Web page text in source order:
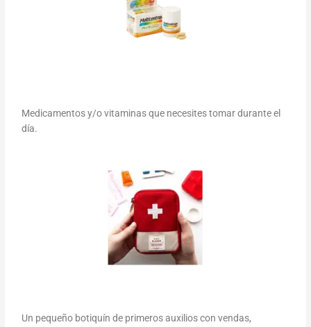
Medicamentos y/o vitaminas que necesites tomar durante el
día.
Un pequeño botiquín de primeros auxilios con vendas,